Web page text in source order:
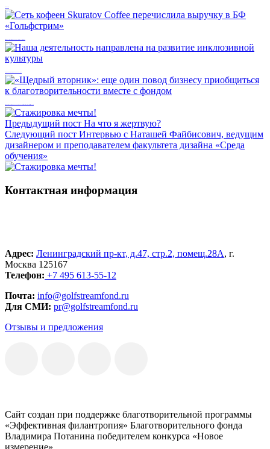
Предыдущий пост На что я жертвую?
Следующий пост Интервью с Наташей Файбисович, ведущим
дизайнером и преподавателем факультета дизайна «Среда
обучения»
Контактная информация
Адрес: Ленинградский пр-кт, д.47, стр.2, помещ.28А, г.
Москва 125167
Телефон: +7 495 613-55-12
Почта: info@golfstreamfond.ru
Для СМИ: pr@golfstreamfond.ru
Отзывы и предложения
Сайт создан при поддержке благотворительной программы
«Эффективная филантропия» Благотворительного фонда
Владимира Потанина победителем конкурса «Новое
измерение»